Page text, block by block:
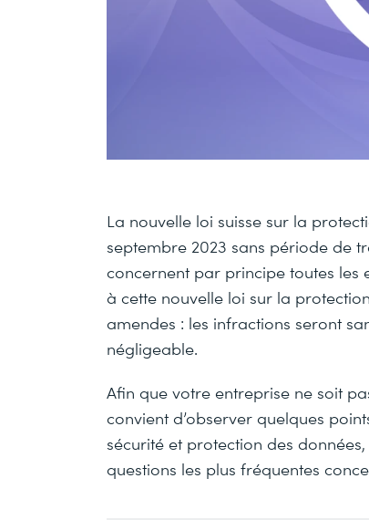
La nouvelle loi suisse sur la
septembre 2023 sans période de
concernent par principe toutes les
à cette nouvelle loi sur la
amendes : les infractions seront
négligeable.
Afin que votre entreprise ne soit
convient d’observer quelques
sécurité et protection des
questions les plus fréquentes